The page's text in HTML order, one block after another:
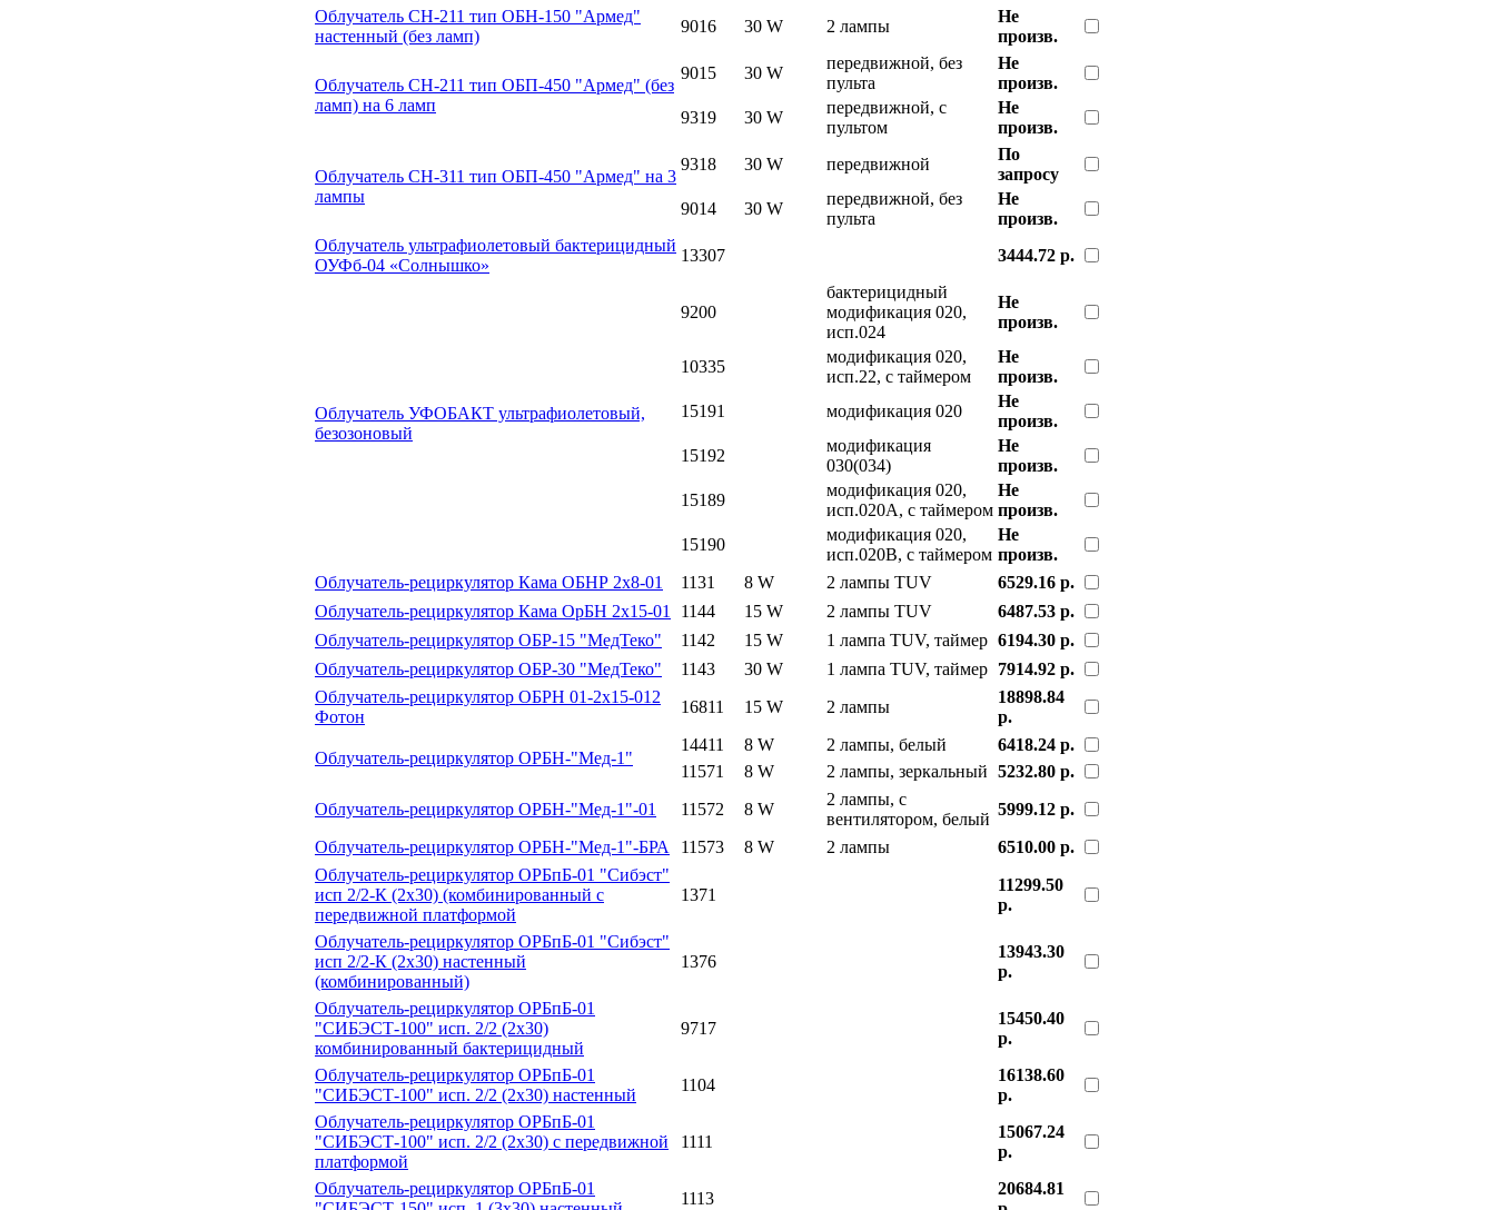
Облучатель СН-211 тип ОБН-150 "Армед"
настенный (без ламп)
9016 30 W 2 лампы
Не
произв.
Облучатель СН-211 тип ОБП-450 "Армед" (без
ламп) на 6 ламп
9015 30 W
передвижной, без
пульта
Не
произв.
9319
30 W
передвижной, с
пультом
Не
произв.
Облучатель СН-311 тип ОБП-450 "Армед" на 3
лампы
9318 30 W передвижной
По
запросу
9014
30 W
передвижной, без
пульта
Не
произв.
Облучатель ультрафиолетовый бактерицидный
ОУФб-04 «Солнышко»
13307 3444.72 р.
Облучатель УФОБАКТ ультрафиолетовый,
безозоновый
9200
бактерицидный
модификация 020,
исп.024
Не
произв.
10335
модификация 020,
исп.22, с таймером
Не
произв.
15191
модификация 020
Не
произв.
15192
модификация
030(034)
Не
произв.
15189
модификация 020,
исп.020А, с таймером
Не
произв.
15190
модификация 020,
исп.020В, с таймером
Не
произв.
Облучатель-рециркулятор Кама ОБНР 2х8-01
1131 8 W 2 лампы TUV
6529.16 р.
Облучатель-рециркулятор Кама ОрБН 2х15-01
1144 15 W 2 лампы TUV
6487.53 р.
Облучатель-рециркулятор ОБР-15 "МедТеко"
1142 15 W 1 лампа TUV, таймер 6194.30 р.
Облучатель-рециркулятор ОБР-30 "МедТеко"
1143 30 W 1 лампа TUV, таймер 7914.92 р.
Облучатель-рециркулятор ОБРН 01-2х15-012
Фотон
16811 15 W 2 лампы
18898.84
р.
Облучатель-рециркулятор ОРБН-"Мед-1"
14411 8 W 2 лампы, белый
6418.24 р.
11571
8 W 2 лампы, зеркальный 5232.80 р.
Облучатель-рециркулятор ОРБН-"Мед-1"-01
11572 8 W
2 лампы, с
вентилятором, белый
5999.12 р.
Облучатель-рециркулятор ОРБН-"Мед-1"-БРА
11573 8 W 2 лампы
6510.00 р.
Облучатель-рециркулятор ОРБпБ-01 "Сибэст"
исп 2/2-К (2х30) (комбинированный с
передвижной платформой
1371
11299.50
р.
Облучатель-рециркулятор ОРБпБ-01 "Сибэст"
исп 2/2-К (2х30) настенный
(комбинированный)
1376
13943.30
р.
Облучатель-рециркулятор ОРБпБ-01
"СИБЭСТ-100" исп. 2/2 (2х30)
комбинированный бактерицидный
9717
15450.40
р.
Облучатель-рециркулятор ОРБпБ-01
"СИБЭСТ-100" исп. 2/2 (2х30) настенный
1104
16138.60
р.
Облучатель-рециркулятор ОРБпБ-01
"СИБЭСТ-100" исп. 2/2 (2х30) с передвижной
платформой
1111
15067.24
р.
Облучатель-рециркулятор ОРБпБ-01
1113
20684.81